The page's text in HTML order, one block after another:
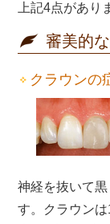
上記4点があり
審美的
クラウンの
神経を抜いて
す。クラウン